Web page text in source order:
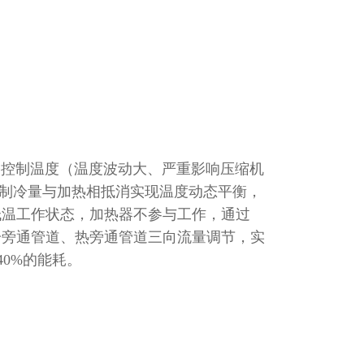
制温度（温度波动大、严重影响压缩机
冷量与加热相抵消实现温度动态平衡，
工作状态，加热器不参与工作，通过
通管道、热旁通管道三向流量调节，实
的能耗。